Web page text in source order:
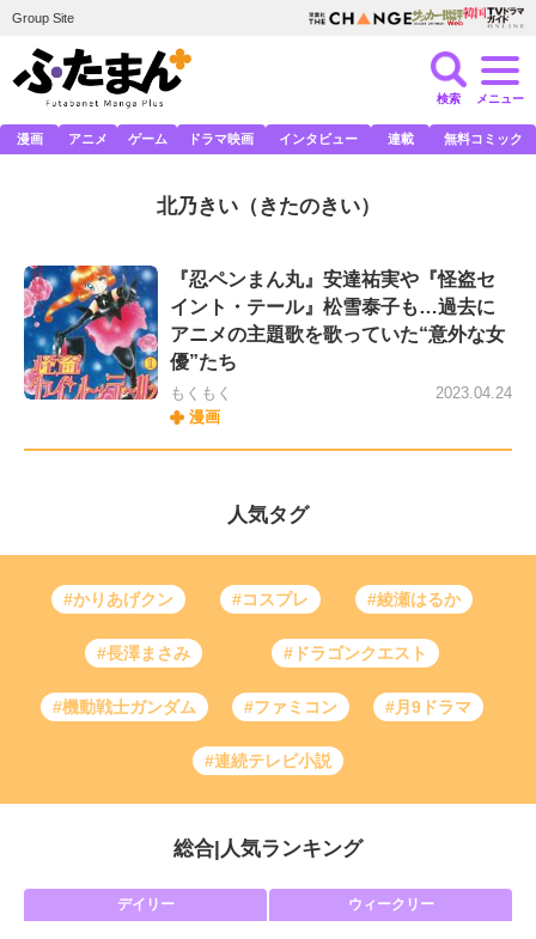
Group Site
検索 メニュー
漫画 アニメ ゲーム ドラマ映画 インタビュー 連載 無料コミック
北乃きい（きたのきい）
『忍ペンまん丸』安達祐実や『怪盗セ
イント・テール』松雪泰子も…過去に
アニメの主題歌を歌っていた“意外な女
優”たち
もくもく
漫画
2023.04.24
人気タグ
#かりあげクン #コスプレ #綾瀬はるか
#長澤まさみ #ドラゴンクエスト
#機動戦士ガンダム #ファミコン #月9ドラマ
#連続テレビ小説
総合 人気ランキング
デイリー ウィークリー